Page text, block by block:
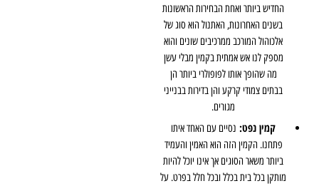
החדיש ביותר ואחת הבחירות הראשונות
בשנים האחרונות, האתנול הוא סוג של
אלכוהול המורכב ממרכיבים שונים והוא
מספק לנו אש אמתית בקמין מבלי עשן
מה שהופך אותו לפופולרי ביותר הן
בבתים צמודי קרקע והן בדירות בבנייני
מגורים.
קמין נפט:נסיים עם האחד איתו
פתחנו. הקמין הזה הוא האמין והעמיד
ביותר משאר הסוגים אך אינו יוכל להיות
מותקן בכל בית בכלל ובכל חלל בפרט. על